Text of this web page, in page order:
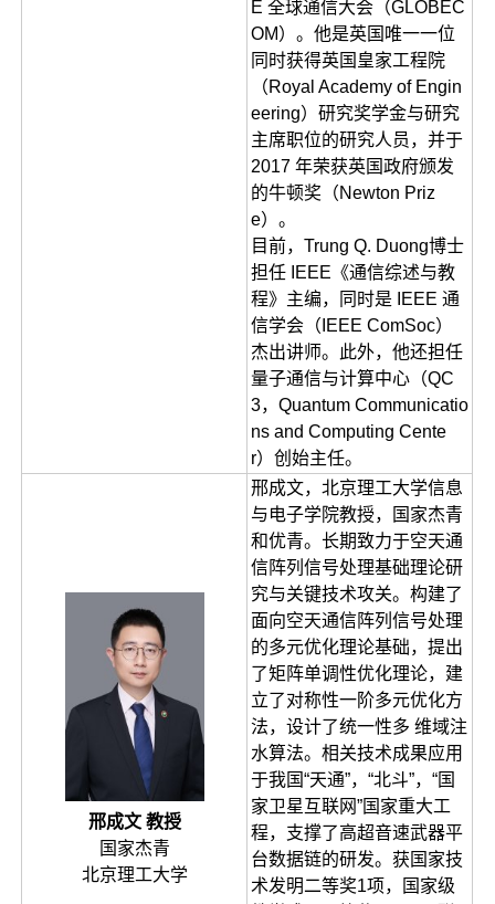
E 全球通信大会（GLOBEC
OM）。他是英国唯一一位
同时获得英国皇家工程院
（Royal Academy of Engin
eering）研究奖学金与研究
主席职位的研究人员，并于
2017 年荣获英国政府颁发
的牛顿奖（Newton Priz
e）。
目前，Trung Q. Duong博士
担任 IEEE《通信综述与教
程》主编，同时是 IEEE 通
信学会（IEEE ComSoc）
杰出讲师。此外，他还担任
量子通信与计算中心（QC
3，Quantum Communicatio
ns and Computing Cente
r）创始主任。
邢成文 教授
国家杰青
北京理工大学
邢成文，北京理工大学信息
与电子学院教授，国家杰青
和优青。长期致力于空天通
信阵列信号处理基础理论研
究与关键技术攻关。构建了
面向空天通信阵列信号处理
的多元优化理论基础，提出
了矩阵单调性优化理论，建
立了对称性一阶多元优化方
法，设计了统一性多 维域注
水算法。相关技术成果应用
于我国“天通”，“北斗”，“国
家卫星互联网”国家重大工
程，支撑了高超音速武器平
台数据链的研发。获国家技
术发明二等奖1项，国家级